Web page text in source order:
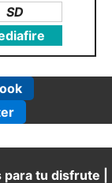
SD
tu disfrute |